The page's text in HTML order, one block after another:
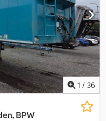
Ukrainisch, Russisch,
1 / 36
BPW